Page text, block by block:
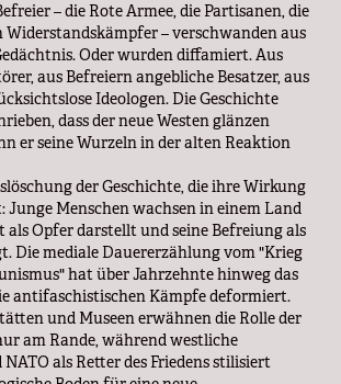
– die Rote Armee, die Partisanen, die
– verschwanden aus
Oder wurden diffamiert. Aus
aus Befreiern angebliche Besatzer, aus
Ideologen. Die Geschichte
dass der neue Westen glänzen
er seine Wurzeln in der alten Reaktion
der Geschichte, die ihre Wirkung
Menschen wachsen in einem Land
als Opfer darstellt und seine Befreiung als
Die mediale Dauererzählung vom "Krieg
hat über Jahrzehnte hinweg das
antifaschistischen Kämpfe deformiert.
und Museen erwähnen die Rolle der
am Rande, während westliche
als Retter des Friedens stilisiert